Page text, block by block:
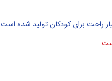
راحت برای کودکان تولید شده است